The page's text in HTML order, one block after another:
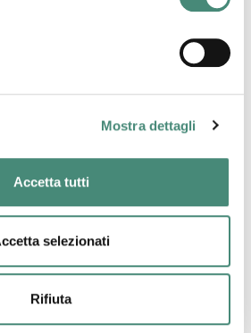
Mostra dettagli
Accetta tutti
selezionati
Rifiuta
Carbonini